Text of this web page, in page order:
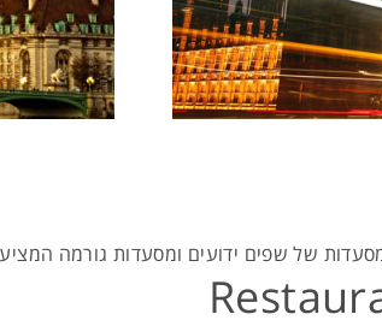
של שפים ידועים ומסעדות גורמה